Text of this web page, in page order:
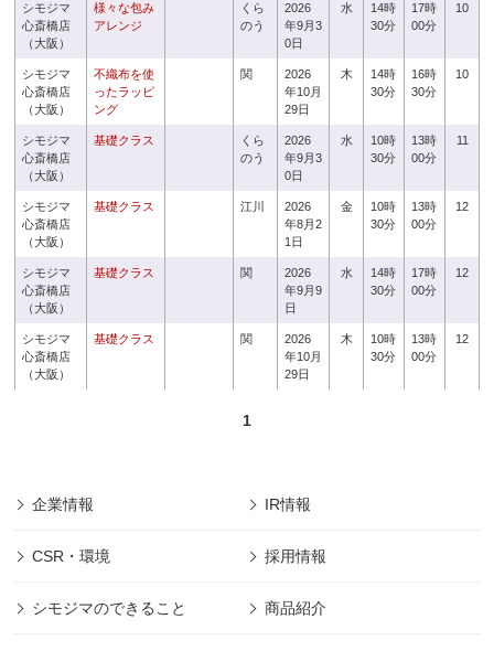
シモジマ
心斎橋店
（大阪）
様々な包み
アレンジ
くら
のう
2026
年9月3
0日
水
14時
30分
17時
00分
10
シモジマ
心斎橋店
（大阪）
不織布を使
ったラッピ
ング
関
2026
年10月
29日
木
14時
30分
16時
30分
10
シモジマ
心斎橋店
（大阪）
基礎クラス
くら
のう
2026
年9月3
0日
水
10時
30分
13時
00分
11
シモジマ
心斎橋店
（大阪）
基礎クラス 江川
2026
年8月2
1日
金
10時
30分
13時
00分
12
シモジマ
心斎橋店
（大阪）
基礎クラス 関
2026
年9月9
日
水
14時
30分
17時
00分
12
シモジマ
心斎橋店
（大阪）
基礎クラス 関
2026
年10月
29日
木
10時
30分
13時
00分
12
1
企業情報 IR情報
CSR・環境 採用情報
シモジマのできること 商品紹介